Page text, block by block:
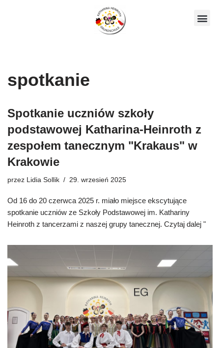
spotkanie
Spotkanie uczniów szkoły
podstawowej Katharina-Heinroth z
zespołem tanecznym "Krakaus" w
Krakowie
przez Lidia Sollik 29. wrzesień 2025
Od 16 do 20 czerwca 2025 r. miało miejsce ekscytujące
spotkanie uczniów ze Szkoły Podstawowej im. Kathariny
Heinroth z tancerzami z naszej grupy tanecznej. Czytaj dalej "